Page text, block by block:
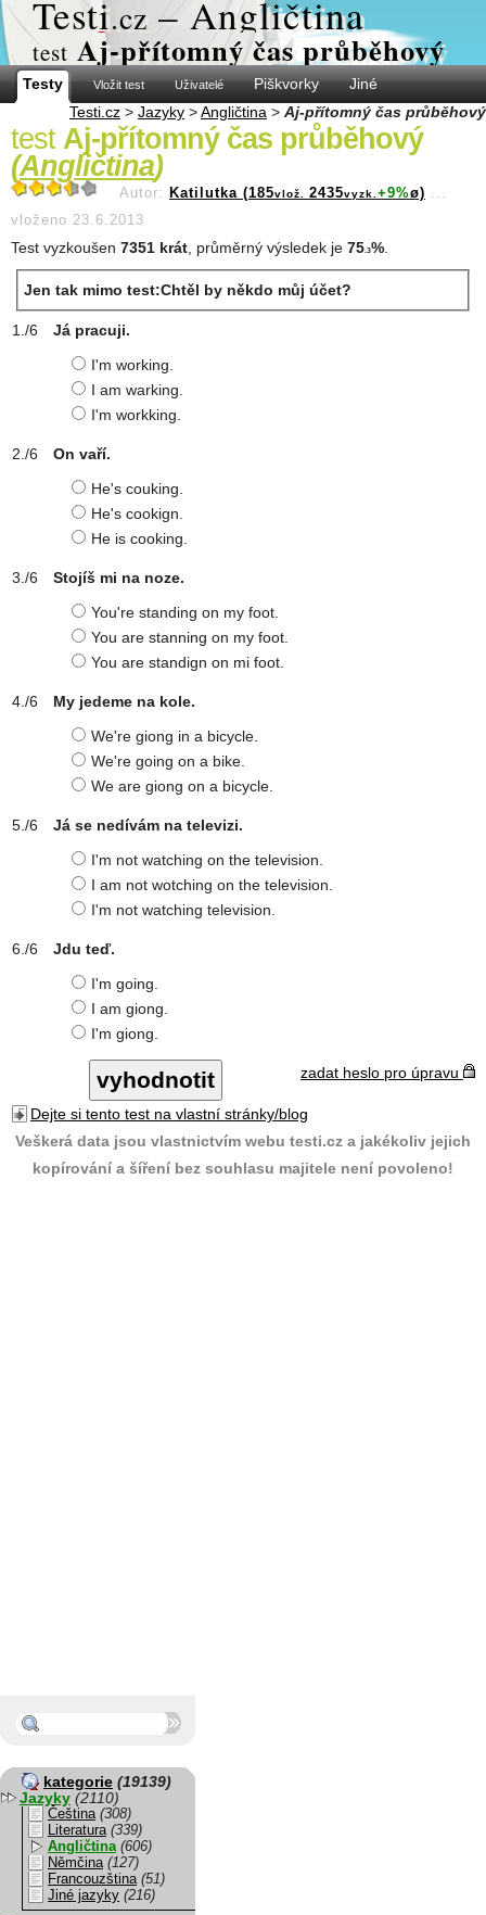
Testi.cz – Angličtina
test Aj-přítomný čas průběhový
Testy Vložit test Uživatelé Piškvorky
Jiné
Testi.cz > Jazyky >Angličtina > Aj-přítomný čas průběhový
test Aj-přítomný čas průběhový
(Angličtina)
Autor: Katilutka (185vlož. 2435vyzk. +9%ø) ...
vloženo 23.6.2013
Test vyzkoušen 7351 krát , průměrný výsledek je 75 .3%
Jen tak mimo test:Chtěl by někdo můj účet?
Já pracuji.
I'm working.
I am warking.
I'm workking.
On vaří.
He's couking.
He's cookign.
He is cooking.
Stojíš mi na noze.
You're standing on my foot.
You are stanning on my foot.
You are standign on mi foot.
My jedeme na kole.
We're giong in a bicycle.
We're going on a bike.
We are giong on a bicycle.
Já se nedívám na televizi.
I'm not watching on the television.
I am not wotching on the television.
I'm not watching television.
Jdu teď.
I'm going.
I am giong.
I'm giong.
zadat heslo pro úpravu
Dejte si tento test na vlastní stránky/blog
Veškerá data jsou vlastnictvím webu testi.cz a jakékoliv jejich
kopírování a šíření bez souhlasu majitele není povoleno!
kategorie (19139)
Jazyky (2110)
Čeština (308)
Literatura (339)
Angličtina (606)
Němčina (127)
Francouzština (51)
Jiné jazyky (216)